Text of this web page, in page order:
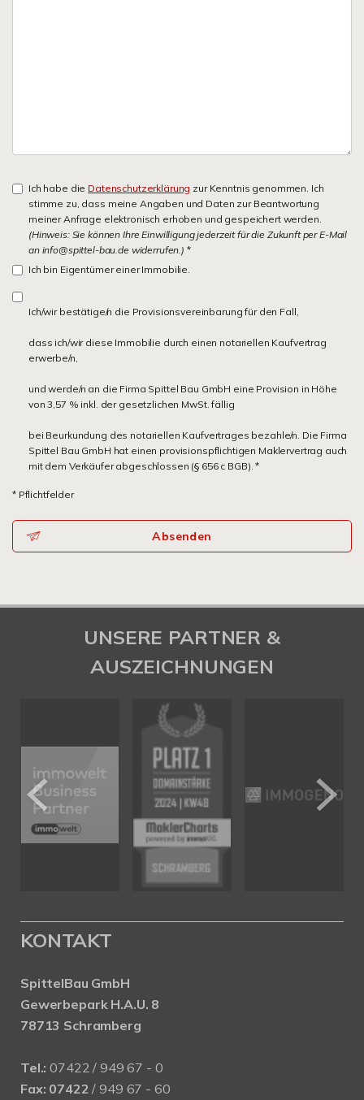
Ich habe die Datenschutzerklärung zur Kenntnis genommen. Ich
stimme zu, dass meine Angaben und Daten zur Beantwortung
meiner Anfrage elektronisch erhoben und gespeichert werden.
(Hinweis: Sie können Ihre Einwilligung jederzeit für die Zukunft per E-Mail
an info@spittel-bau.de widerrufen.) *
Ich bin Eigentümer einer Immobilie.
Ich/wir bestätige/n die Provisionsvereinbarung für den Fall,
dass ich/wir diese Immobilie durch einen notariellen Kaufvertrag
erwerbe/n,
und werde/n an die Firma Spittel Bau GmbH eine Provision in Höhe
von 3,57 % inkl. der gesetzlichen MwSt. fällig
bei Beurkundung des notariellen Kaufvertrages bezahle/n. Die Firma
Spittel Bau GmbH hat einen provisionspflichtigen Maklervertrag auch
mit dem Verkäufer abgeschlossen (§ 656 c BGB). *
* Pflichtfelder
Absenden
UNSERE PARTNER &
AUSZEICHNUNGEN
KONTAKT
SpittelBau GmbH
Gewerbepark H.A.U. 8
78713 Schramberg
Tel.: 07422 / 949 67 - 0
Fax: 07422 / 949 67 - 60